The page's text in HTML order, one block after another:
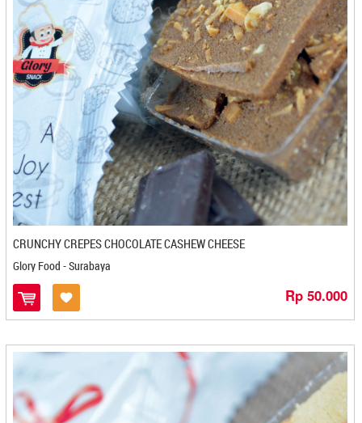
Kopasba - Cilegon
Kopi AAA - Jambi
Kopi Bubuk Bali Banyuatis - Denpasar
Kopi Dokar (Pesona Pasar Tulungagung) - Tulungagung
Kopi Hirang Efgeen - Banjarbaru
Kopi Jawara - Cilegon
Kopi Kupu - Kupu Bola Dunia - Denpasar
Kopi Pa'Dab - Padang
Kopi Setia Bali - Denpasar
Kopi Sidikalang - Medan
Kopi Tangsi Wangi - Bandung
Kripik Singkong Riski - Pangkal Pinang
Kripik Sri - Madiun
Kripik Tempe Berlian - Kediri
KT Brawijaya - Mojokerto
KUDEKA - Bandung
Kue Keranjang - Jakarta
Kuliner Minangkabau - Bekasi
CRUNCHY CREPES CHOCOLATE CASHEW CHEESE
Glory Food - Surabaya
Rp 50.000